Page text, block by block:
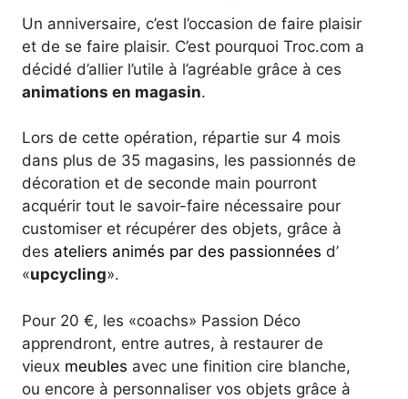
Un anniversaire, c’est l’occasion de faire plaisir
et de se faire plaisir. C’est pourquoi Troc.com a
décidé d’allier l’utile à l’agréable grâce à ces
animations en magasin.
Lors de cette opération, répartie sur 4 mois
dans plus de 35 magasins, les passionnés de
décoration et de seconde main pourront
acquérir tout le savoir-faire nécessaire pour
customiser et récupérer des objets, grâce à
des ateliers animés par des passionnées d’
«upcycling».
Pour 20 €, les «coachs» Passion Déco
apprendront, entre autres, à restaurer de
vieux meubles avec une finition cire blanche,
ou encore à personnaliser vos objets grâce à